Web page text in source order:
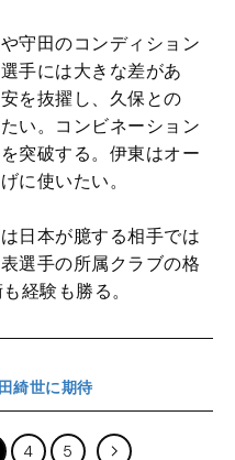
守田のコンディション
手には大きな差があ
を抜擢し、久保との
い。コンビネーション
突破する。伊東はオー
に使いたい。
日本が臆する相手では
選手の所属クラブの格
経験も勝る。
綺世に期待
4 5